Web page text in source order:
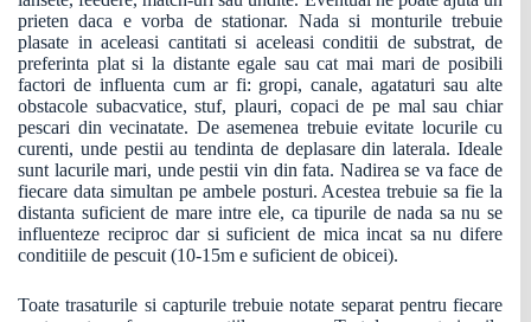
prieten daca e vorba de stationar. Nada si monturile trebuie
plasate in aceleasi cantitati si aceleasi conditii de substrat, de
preferinta plat si la distante egale sau cat mai mari de posibili
factori de influenta cum ar fi: gropi, canale, agataturi sau alte
obstacole subacvatice, stuf, plauri, copaci de pe mal sau chiar
pescari din vecinatate. De asemenea trebuie evitate locurile cu
curenti, unde pestii au tendinta de deplasare din laterala. Ideale
sunt lacurile mari, unde pestii vin din fata. Nadirea se va face de
fiecare data simultan pe ambele posturi. Acestea trebuie sa fie la
distanta suficient de mare intre ele, ca tipurile de nada sa nu se
influenteze reciproc dar si suficient de mica incat sa nu difere
conditiile de pescuit (10-15m e suficient de obicei).
Toate trasaturile si capturile trebuie notate separat pentru fiecare